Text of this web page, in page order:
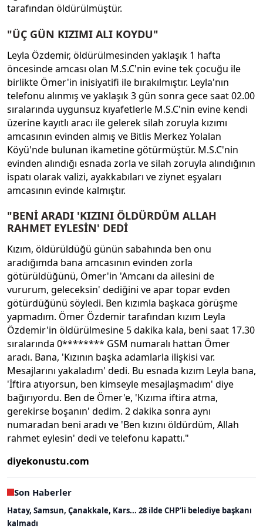
tarafından öldürülmüştür.
"ÜÇ GÜN KIZIMI ALI KOYDU"
Leyla Özdemir, öldürülmesinden yaklaşık 1 hafta
öncesinde amcası olan M.S.C'nin evine tek çocuğu ile
birlikte Ömer'in inisiyatifi ile bırakılmıştır. Leyla'nın
telefonu alınmış ve yaklaşık 3 gün sonra gece saat 02.00
sıralarında uygunsuz kıyafetlerle M.S.C'nin evine kendi
üzerine kayıtlı aracı ile gelerek silah zoruyla kızımı
amcasının evinden almış ve Bitlis Merkez Yolalan
Köyü'nde bulunan ikametine götürmüştür. M.S.C'nin
evinden alındığı esnada zorla ve silah zoruyla alındığının
ispatı olarak valizi, ayakkabıları ve ziynet eşyaları
amcasının evinde kalmıştır.
"BENİ ARADI 'KIZINI ÖLDÜRDÜM ALLAH
RAHMET EYLESİN' DEDİ
Kızım, öldürüldüğü günün sabahında ben onu
aradığımda bana amcasının evinden zorla
götürüldüğünü, Ömer'in 'Amcanı da ailesini de
vururum, geleceksin' dediğini ve apar topar evden
götürdüğünü söyledi. Ben kızımla başkaca görüşme
yapmadım. Ömer Özdemir tarafından kızım Leyla
Özdemir'in öldürülmesine 5 dakika kala, beni saat 17.30
sıralarında 0******** GSM numaralı hattan Ömer
aradı. Bana, 'Kızının başka adamlarla ilişkisi var.
Mesajlarını yakaladım' dedi. Bu esnada kızım Leyla bana,
'İftira atıyorsun, ben kimseyle mesajlaşmadım' diye
bağırıyordu. Ben de Ömer'e, 'Kızıma iftira atma,
gerekirse boşanın' dedim. 2 dakika sonra aynı
numaradan beni aradı ve 'Ben kızını öldürdüm, Allah
rahmet eylesin' dedi ve telefonu kapattı."
diyekonustu.com
Son Haberler
Hatay, Samsun, Çanakkale, Kars... 28 ilde CHP'li belediye başkanı
kalmadı